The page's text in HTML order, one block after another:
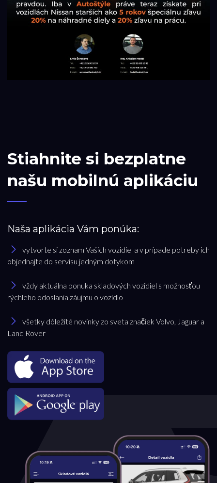
Stiahnite si bezplatne
našu mobilnú aplikáciu
Naša aplikácia Vám ponúka:
vytvorte si zoznam Vašich vozidiel a v prípade potreby ich
objednajte do servisu jedným dotykom
vždy aktuálna ponuka skladových vozidiel s možnosťou
rýchleho odoslania záujmu o vozidlo
všetky dôležité novinky zo sveta značiek Volvo, Jaguar a
Land Rover